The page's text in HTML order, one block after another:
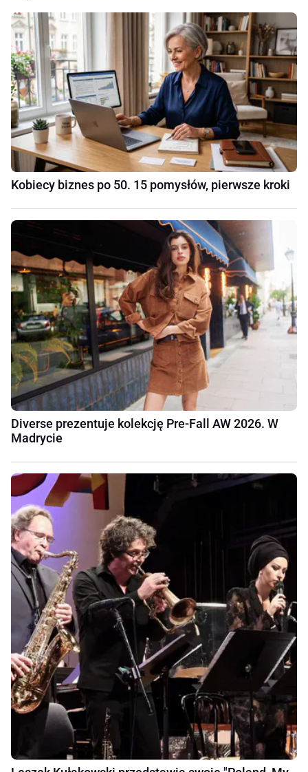
Kobiecy biznes po 50. 15 pomysłów, pierwsze kroki
Diverse prezentuje kolekcję Pre-Fall AW 2026. W
Madrycie